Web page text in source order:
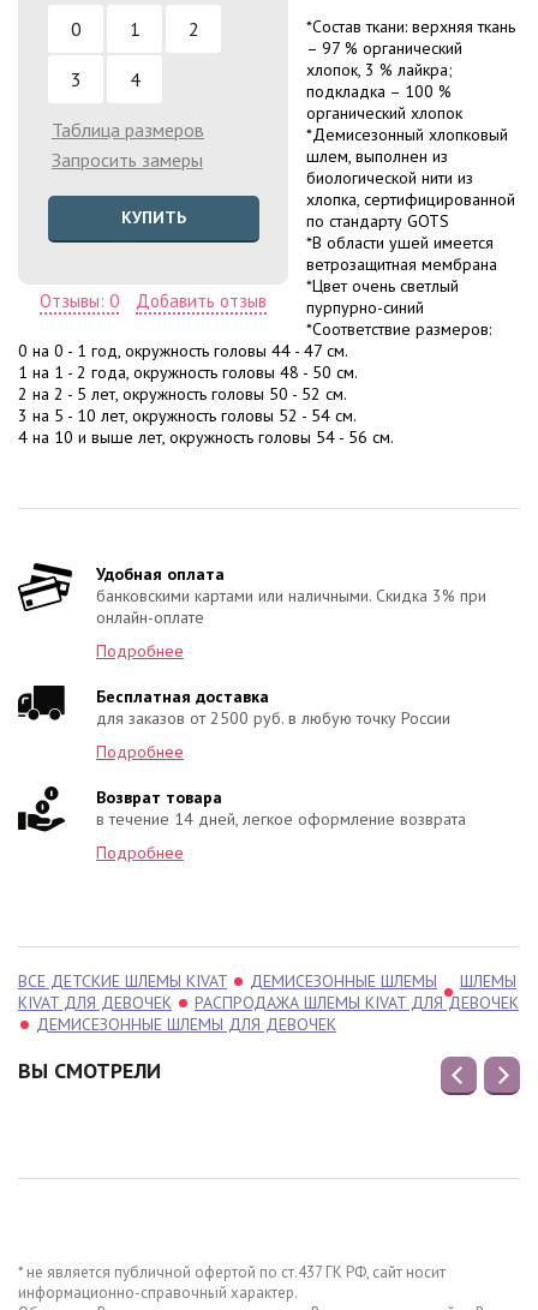
0 1 2
3 4
Таблица размеров
Запросить замеры
КУПИТЬ
Отзывы: 0 Добавить отзыв
*Состав ткани: верхняя ткань
– 97 % органический
хлопок, 3 % лайкра;
подкладка – 100 %
органический хлопок
*Демисезонный хлопковый
шлем, выполнен из
биологической нити из
хлопка, сертифицированной
по стандарту GOTS
*В области ушей имеется
ветрозащитная мембрана
*Цвет очень светлый
пурпурно-синий
*Соответствие размеров:
0 на 0 - 1 год, окружность головы 44 - 47 см.
1 на 1 - 2 года, окружность головы 48 - 50 см.
2 на 2 - 5 лет, окружность головы 50 - 52 см.
3 на 5 - 10 лет, окружность головы 52 - 54 см.
4 на 10 и выше лет, окружность головы 54 - 56 см.
Удобная оплата
банковскими картами или наличными. Скидка 3% при
онлайн-оплате
Подробнее
Бесплатная доставка
для заказов от 2500 руб. в любую точку России
Подробнее
Возврат товара
в течение 14 дней, легкое оформление возврата
Подробнее
ВСЕ ДЕТСКИЕ ШЛЕМЫ KIVAT ДЕМИСЕЗОННЫЕ ШЛЕМЫ
ШЛЕМЫ
KIVAT ДЛЯ ДЕВОЧЕК
РАСПРОДАЖА ШЛЕМЫ KIVAT ДЛЯ ДЕВОЧЕК
ДЕМИСЕЗОННЫЕ ШЛЕМЫ ДЛЯ ДЕВОЧЕК
ВЫ СМОТРЕЛИ
* не является публичной офертой по ст.437 ГК РФ, сайт носит
информационно-справочный характер.